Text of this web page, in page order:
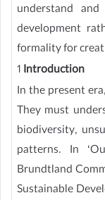
understand
development
formality for
1 Introduction
In the present
They must
biodiversity,
patterns. In
Brundtland
Sustainable